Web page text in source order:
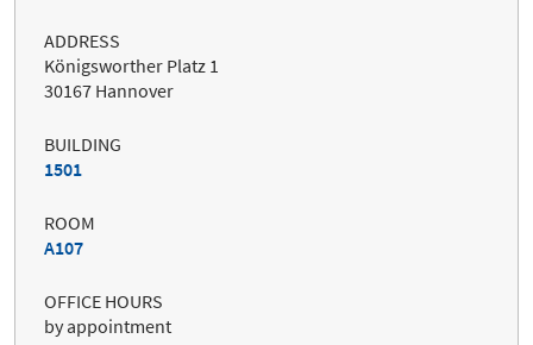
ADDRESS
Königsworther Platz 1
30167 Hannover
BUILDING
1501
ROOM
A107
OFFICE HOURS
by appointment